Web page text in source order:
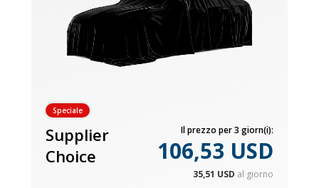
Speciale
Supplier
Choice
Il prezzo per 3 giorn(i):
106,53 USD
35,51 USD al giorno